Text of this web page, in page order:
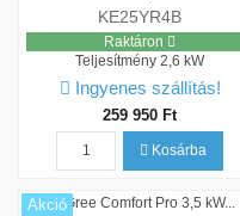
KE25YR4B
Raktáron
Teljesítmény2,6 kW
Ingyenes szállítás!
259 950 Ft
Kosárba
Akció